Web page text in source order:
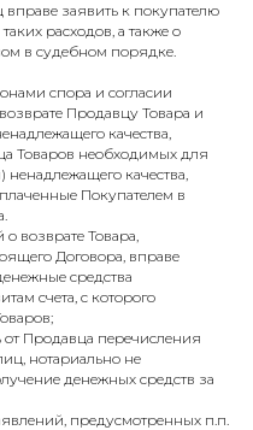
вправе заявить к покупателю
расходов, а также о
в судебном порядке.
спора и согласии
Продавцу Товара и
качества,
Товаров необходимых для
качества,
Покупателем в
о возврате Товара,
Договора, вправе
средства
счета, с которого
от Продавца перечисления
нотариально не
денежных средств за
предусмотренных п.п.